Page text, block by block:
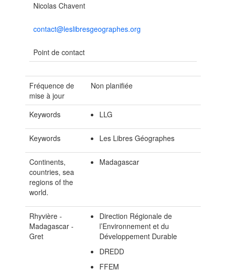
Nicolas Chavent
contact@leslibresgeographes.org
Point de contact
Fréquence de
mise à jour
Non planifiée
Keywords LLG
Keywords Les Libres Géographes
Continents,
countries, sea
regions of the
world.
Madagascar
Rhyvière -
Madagascar -
Gret
Direction Régionale de
l’Environnement et du
Développement Durable
DREDD
FFEM